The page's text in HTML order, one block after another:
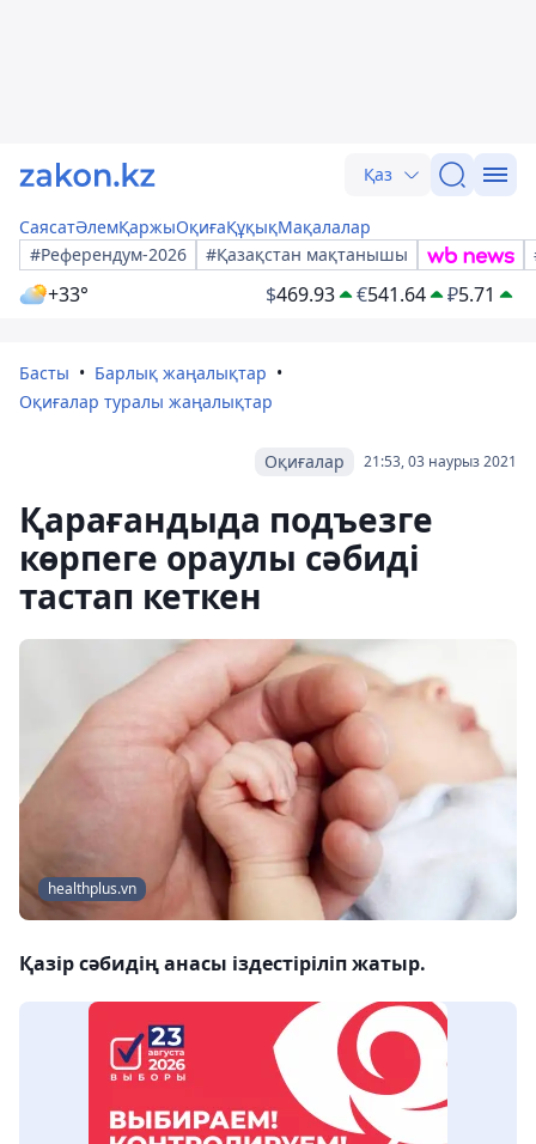
Қаз
СаясатӘлемҚаржыОқиғаҚұқықМақалалар
#Референдум-2026
#Қазақстан мақтанышы
+33° $469.93 €541.64 ₽5.71
Басты
Барлық жаңалықтар
Оқиғалар туралы жаңалықтар
21:53, 03 наурыз 2021
Оқиғалар
Қарағандыда подъезге
көрпеге ораулы сәбиді
тастап кеткен
healthplus.vn
Қазір сәбидің анасы іздестіріліп жатыр.